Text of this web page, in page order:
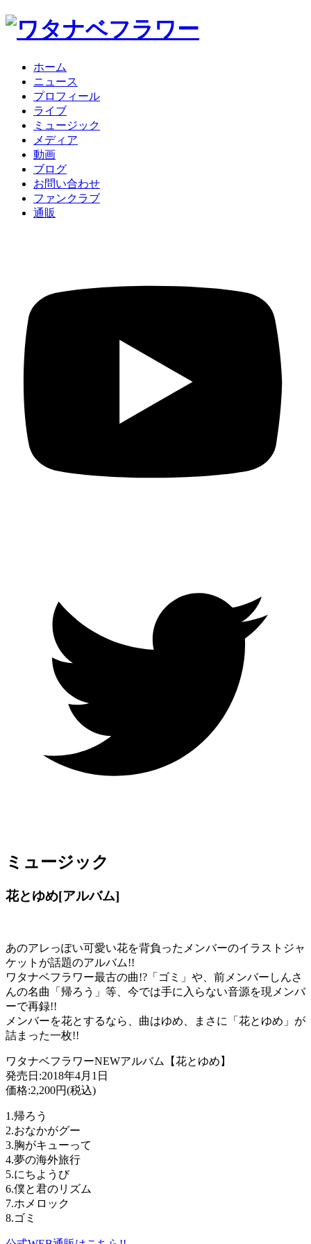
ホーム
ニュース
プロフィール
ライブ
ミュージック
メディア
動画
ブログ
お問い合わせ
ファンクラブ
通販
ミュージック
花とゆめ[アルバム]
あのアレっぽい可愛い花を背負ったメンバーのイラストジャ
ケットが話題のアルバム!!
ワタナベフラワー最古の曲!?「ゴミ」や、前メンバーしんさ
んの名曲「帰ろう」等、今では手に入らない音源を現メンバ
ーで再録!!
メンバーを花とするなら、曲はゆめ、まさに「花とゆめ」が
詰まった一枚!!
ワタナベフラワーNEWアルバム【花とゆめ】
発売日:2018年4月1日
価格:2,200円(税込)
1.帰ろう
2.おなかがグー
3.胸がキューって
4.夢の海外旅行
5.にちようび
6.僕と君のリズム
7.ホメロック
8.ゴミ